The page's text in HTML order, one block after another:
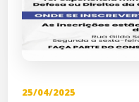
25/04/2025